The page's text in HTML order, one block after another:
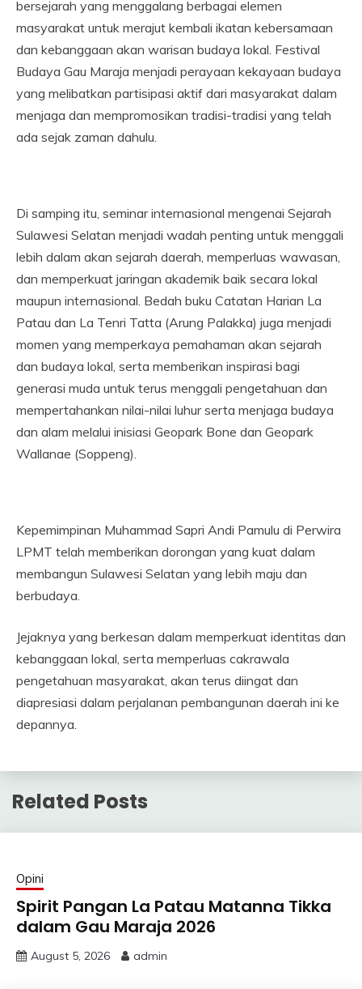
bersejarah yang menggalang berbagai elemen
masyarakat untuk merajut kembali ikatan kebersamaan
dan kebanggaan akan warisan budaya lokal. Festival
Budaya Gau Maraja menjadi perayaan kekayaan budaya
yang melibatkan partisipasi aktif dari masyarakat dalam
menjaga dan mempromosikan tradisi-tradisi yang telah
ada sejak zaman dahulu.
Di samping itu, seminar internasional mengenai Sejarah
Sulawesi Selatan menjadi wadah penting untuk menggali
lebih dalam akan sejarah daerah, memperluas wawasan,
dan memperkuat jaringan akademik baik secara lokal
maupun internasional. Bedah buku Catatan Harian La
Patau dan La Tenri Tatta (Arung Palakka) juga menjadi
momen yang memperkaya pemahaman akan sejarah
dan budaya lokal, serta memberikan inspirasi bagi
generasi muda untuk terus menggali pengetahuan dan
mempertahankan nilai-nilai luhur serta menjaga budaya
dan alam melalui inisiasi Geopark Bone dan Geopark
Wallanae (Soppeng).
Kepemimpinan Muhammad Sapri Andi Pamulu di Perwira
LPMT telah memberikan dorongan yang kuat dalam
membangun Sulawesi Selatan yang lebih maju dan
berbudaya.
Jejaknya yang berkesan dalam memperkuat identitas dan
kebanggaan lokal, serta memperluas cakrawala
pengetahuan masyarakat, akan terus diingat dan
diapresiasi dalam perjalanan pembangunan daerah ini ke
depannya.
Related Posts
Opini
Spirit Pangan La Patau Matanna Tikka
dalam Gau Maraja 2026
August 5, 2026 admin